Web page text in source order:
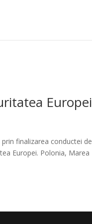
Europei
finalizarea conductei de
Europei. Polonia, Marea